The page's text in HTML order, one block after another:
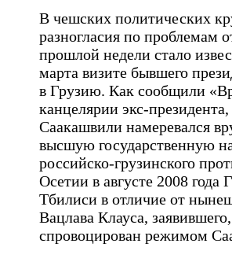
В чешских политических
разногласия по проблемам
прошлой недели стало
марта визите бывшего
в Грузию. Как сообщили
канцелярии экс-
Саакашвили намеревался
высшую государственную
российско-грузинского
Осетии в августе 2008 года
Тбилиси в отличие от
Вацлава Клауса,
спровоцирован режимом